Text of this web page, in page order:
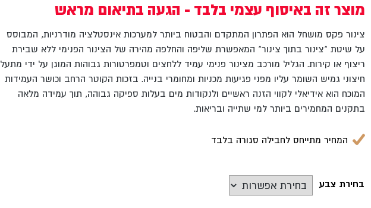
מוצר זה באיסוף עצמי בלבד - הגעה בתיאום מראש
צינור פקס מושחל הוא הפתרון המתקדם והבטוח ביותר למערכות אינסטלציה מודרניות, המבוסס
על שיטת "צינור בתוך צינור" המאפשרת שליפה והחלפה מהירה של הצינור הפנימי ללא שבירת
ריצוף או קירות. הגליל מורכב מצינור פנימי עמיד ללחצים וטמפרטורות גבוהות המוגן על ידי מתעל
חיצוני גמיש השומר עליו מפני פגיעות מכניות ומחומרי בנייה. בזכות הקוטר הרחב וכושר העמידות
המוכח הוא אידיאלי לקווי הזנה ראשיים ולנקודות מים בעלות ספיקה גבוהה, תוך עמידה מלאה
בתקנים המחמירים ביותר למי שתייה ובריאות.
המחיר מתייחס לחבילה סגורה בלבד
בחירת צבע